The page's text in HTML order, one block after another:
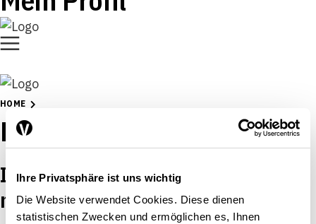
Ihre Privatsphäre ist uns wichtig
Die Website verwendet Cookies. Diese dienen
statistischen Zwecken und ermöglichen es, Ihnen
HOME
Harald Desing
Ist die Kreislaufwirtschaft so
nachhaltig, wie alle sagen?